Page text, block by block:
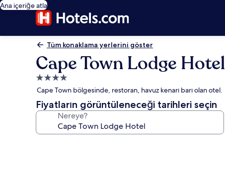
Ana içeriğe atla
Tüm konaklama yerlerini göster
Cape Town Lodge Hotel
4.0
yıldızlı
konaklama
yeri
Cape Town bölgesinde, restoran, havuz kenarı barı olan otel.
Fiyatların görüntüleneceği tarihleri seçin
Nereye?